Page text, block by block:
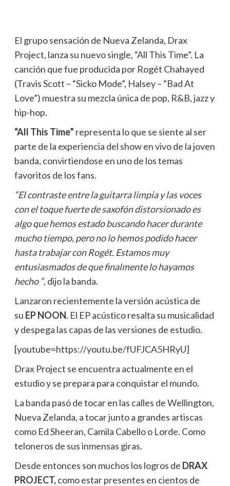
El grupo sensación de Nueva Zelanda, Drax
Project, lanza su nuevo single, “All This Time”. La
canción que fue producida por Rogét Chahayed
(Travis Scott – “Sicko Mode”, Halsey – “Bad At
Love”) muestra su mezcla única de pop, R&B, jazz y
hip-hop.
“All This Time” representa lo que se siente al ser
parte de la experiencia del show en vivo de la joven
banda, convirtiendose en uno de los temas
favoritos de los fans.
“El contraste entre la guitarra limpia y las voces
con el toque fuerte de saxofón distorsionado es
algo que hemos estado buscando hacer durante
mucho tiempo, pero no lo hemos podido hacer
hasta trabajar con Rogét. Estamos muy
entusiasmados de que finalmente lo hayamos
hecho “, dijo la banda.
Lanzaron recientemente la versión acústica de
su EP NOON. El EP acústico resalta su musicalidad
y despega las capas de las versiones de estudio.
[youtube=https://youtu.be/fUFJCA5HRyU]
Drax Project se encuentra actualmente en el
estudio y se prepara para conquistar el mundo.
La banda pasó de tocar en las calles de Wellington,
Nueva Zelanda, a tocar junto a grandes artiscas
como Ed Sheeran, Camila Cabello o Lorde. Como
teloneros de sus inmensas giras.
Desde entonces son muchos los logros de DRAX
PROJECT,como estar presentes en cientos de